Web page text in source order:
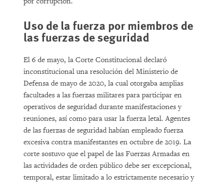
Uso de la fuerza por miembros de
las fuerzas de seguridad
El 6 de mayo, la Corte Constitucional declaró
inconstitucional una resolución del Ministerio de
Defensa de mayo de 2020, la cual otorgaba amplias
facultades a las fuerzas militares para participar en
operativos de seguridad durante manifestaciones y
reuniones, así como para usar la fuerza letal. Agentes
de las fuerzas de seguridad habían empleado fuerza
excesiva contra manifestantes en octubre de 2019. La
corte sostuvo que el papel de las Fuerzas Armadas en
las actividades de orden público debe ser excepcional,
temporal, estar limitado a lo estrictamente necesario y